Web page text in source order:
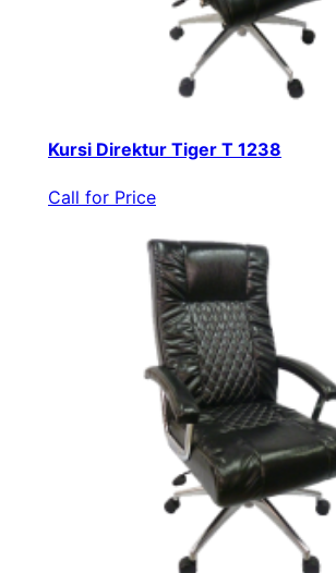
Kursi Direktur Tiger T 1238
Call for Price